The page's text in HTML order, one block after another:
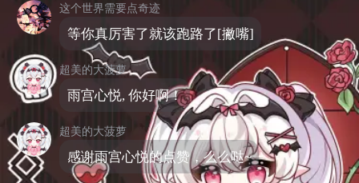
这个世界需要点奇迹
等你真厉害了就该跑路了[撇嘴]
超美的大菠萝
雨宫心悦, 你好啊！
超美的大菠萝
感谢雨宫心悦的点赞，么么哒~